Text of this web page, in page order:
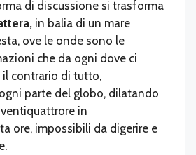
di discussione si trasforma
in balia di un mare
ove le onde sono le
che da ogni dove ci
contrario di tutto,
parte del globo, dilatando
in
ore, impossibili da digerire e